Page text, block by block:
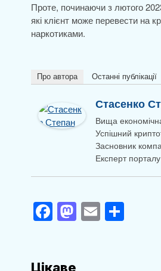
Проте, починаючи з лютого
які клієнт може перевести на
наркотиками.
Про автора Останні публікації
Стасенко
Вища
Успішний
Засновник
Експерт
F
a
M
a
E
m
Цікаве